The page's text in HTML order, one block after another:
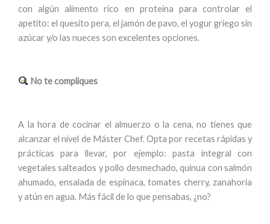
con algún alimento rico en proteína para controlar el
apetito: el quesito pera, el jamón de pavo, el yogur griego sin
azúcar y/o las nueces son excelentes opciones.
No te compliques
A la hora de cocinar el almuerzo o la cena, no tienes que
alcanzar el nivel de Máster Chef. Opta por recetas rápidas y
prácticas para llevar, por ejemplo: pasta integral con
vegetales salteados y pollo desmechado, quinua con salmón
ahumado, ensalada de espinaca, tomates cherry, zanahoria
y atún en agua. Más fácil de lo que pensabas, ¿no?